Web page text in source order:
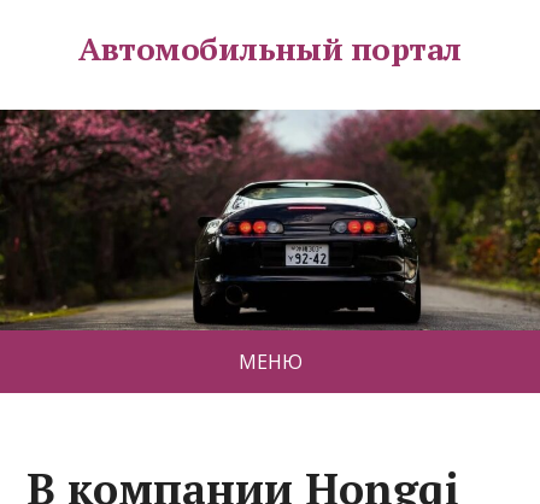
Автомобильный портал
МЕНЮ
В компании Hongqi